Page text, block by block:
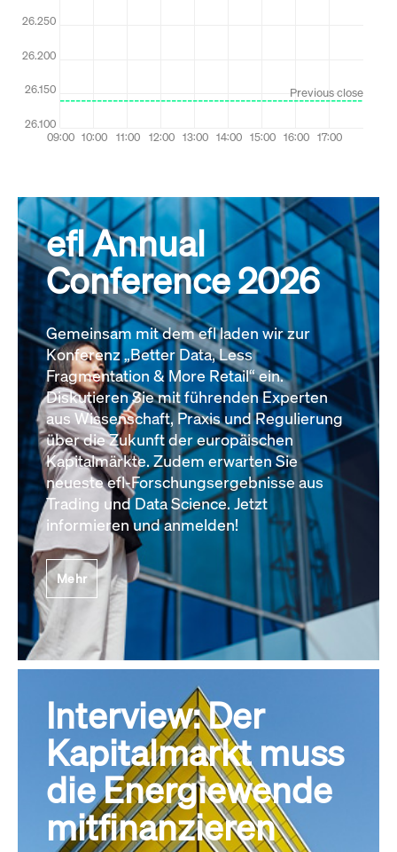
efl Annual
Conference 2026
Gemeinsam mit dem efl laden wir zur
Konferenz „Better Data, Less
Fragmentation & More Retail“ ein.
Diskutieren Sie mit führenden Experten
aus Wissenschaft, Praxis und Regulierung
über die Zukunft der europäischen
Kapitalmärkte. Zudem erwarten Sie
neueste efl-Forschungsergebnisse aus
Trading und Data Science. Jetzt
informieren und anmelden!
Mehr
Interview: Der
Kapitalmarkt muss
die Energiewende
mitfinanzieren